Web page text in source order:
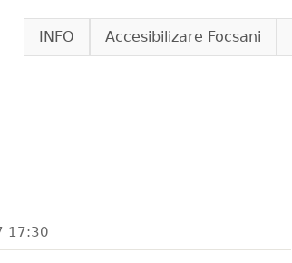
content
INFO Accesibilizare Focsani
17:30